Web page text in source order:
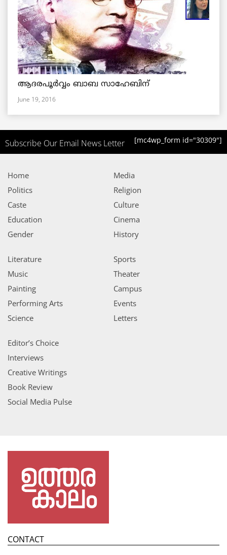
ആദരപൂര്‍വ്വം ബാബ സാഹേബിന്
June 19, 2016
Subscribe Our Email News Letter [mc4wp_form id="30309"]
Home
Politics
Caste
Education
Gender
Media
Religion
Culture
Cinema
History
Literature
Music
Painting
Performing Arts
Science
Sports
Theater
Campus
Events
Letters
Editor’s Choice
Interviews
Creative Writings
Book Review
Social Media Pulse
CONTACT